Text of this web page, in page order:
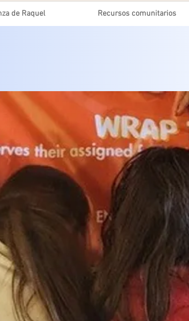
de Raquel Recursos comunitarios